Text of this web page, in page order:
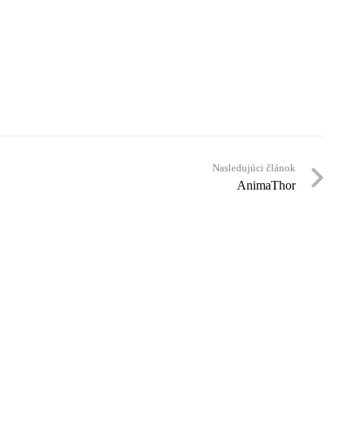
Nasledujúci článok
AnimaThor